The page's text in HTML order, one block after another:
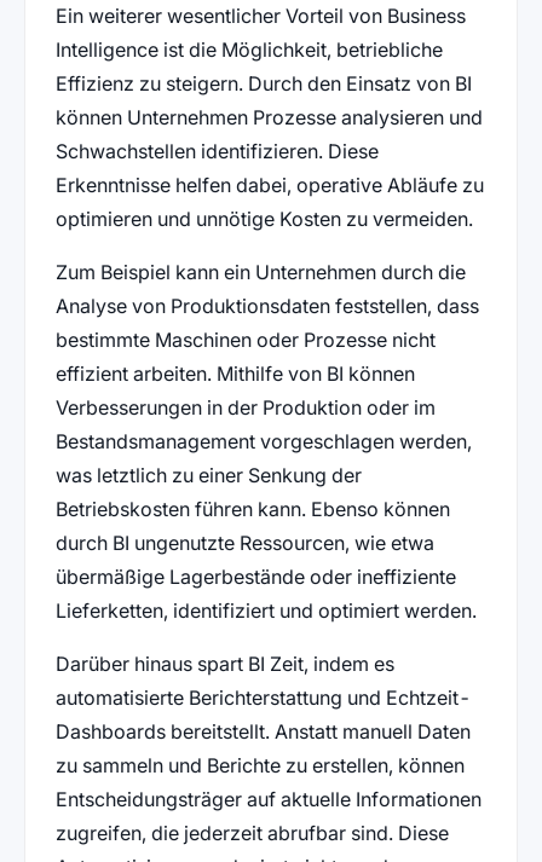
Ein weiterer wesentlicher Vorteil von Business
Intelligence ist die Möglichkeit, betriebliche
Effizienz zu steigern. Durch den Einsatz von BI
können Unternehmen Prozesse analysieren und
Schwachstellen identifizieren. Diese
Erkenntnisse helfen dabei, operative Abläufe zu
optimieren und unnötige Kosten zu vermeiden.
Zum Beispiel kann ein Unternehmen durch die
Analyse von Produktionsdaten feststellen, dass
bestimmte Maschinen oder Prozesse nicht
effizient arbeiten. Mithilfe von BI können
Verbesserungen in der Produktion oder im
Bestandsmanagement vorgeschlagen werden,
was letztlich zu einer Senkung der
Betriebskosten führen kann. Ebenso können
durch BI ungenutzte Ressourcen, wie etwa
übermäßige Lagerbestände oder ineffiziente
Lieferketten, identifiziert und optimiert werden.
Darüber hinaus spart BI Zeit, indem es
automatisierte Berichterstattung und Echtzeit-
Dashboards bereitstellt. Anstatt manuell Daten
zu sammeln und Berichte zu erstellen, können
Entscheidungsträger auf aktuelle Informationen
zugreifen, die jederzeit abrufbar sind. Diese